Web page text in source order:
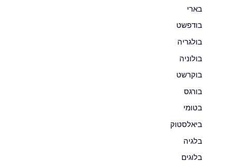
בארי
בודפשט
בולגריה
בולוניה
בוקרשט
בורגס
בטומי
ביאלסטוק
בלגיה
בלוגים